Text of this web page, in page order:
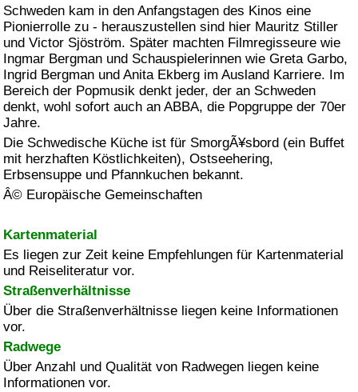
Schweden kam in den Anfangstagen des Kinos eine
Pionierrolle zu - herauszustellen sind hier Mauritz Stiller
und Victor Sjöström. Später machten Filmregisseure wie
Ingmar Bergman und Schauspielerinnen wie Greta Garbo,
Ingrid Bergman und Anita Ekberg im Ausland Karriere. Im
Bereich der Popmusik denkt jeder, der an Schweden
denkt, wohl sofort auch an ABBA, die Popgruppe der 70er
Jahre.
Die Schwedische Küche ist für SmorgÃ¥sbord (ein Buffet
mit herzhaften Köstlichkeiten), Ostseehering,
Erbsensuppe und Pfannkuchen bekannt.
Â© Europäische Gemeinschaften
Kartenmaterial
Es liegen zur Zeit keine Empfehlungen für Kartenmaterial
und Reiseliteratur vor.
Straßenverhältnisse
Über die Straßenverhältnisse liegen keine Informationen
vor.
Radwege
Über Anzahl und Qualität von Radwegen liegen keine
Informationen vor.